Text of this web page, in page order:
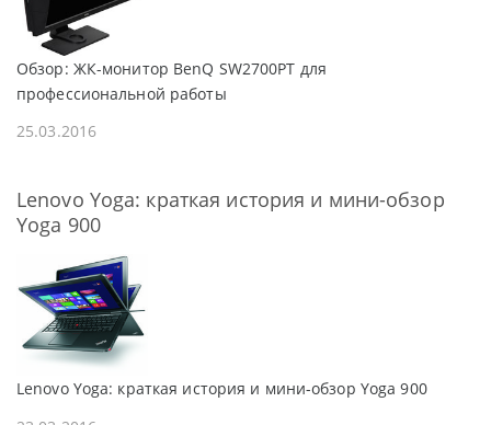
Обзор: ЖК-монитор BenQ SW2700PT для
профессиональной работы
25.03.2016
Lenovo Yoga: краткая история и мини-обзор
Yoga 900
Lenovo Yoga: краткая история и мини-обзор Yoga 900